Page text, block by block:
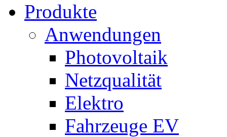
Produkte
Anwendungen
Photovoltaik
Netzqualität
Elektro
Fahrzeuge EV